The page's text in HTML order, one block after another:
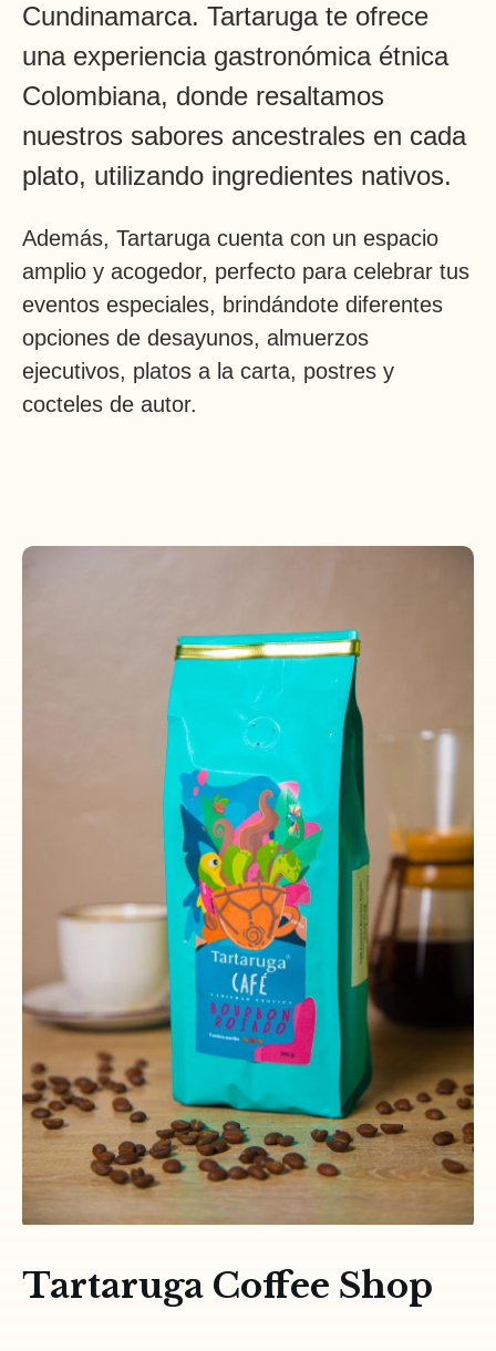
Cundinamarca. Tartaruga te ofrece
una experiencia gastronómica étnica
Colombiana, donde resaltamos
nuestros sabores ancestrales en cada
plato, utilizando ingredientes nativos.
Además, Tartaruga cuenta con un espacio
amplio y acogedor, perfecto para celebrar tus
eventos especiales, brindándote diferentes
opciones de desayunos, almuerzos
ejecutivos, platos a la carta, postres y
cocteles de autor.
Tartaruga Coffee Shop